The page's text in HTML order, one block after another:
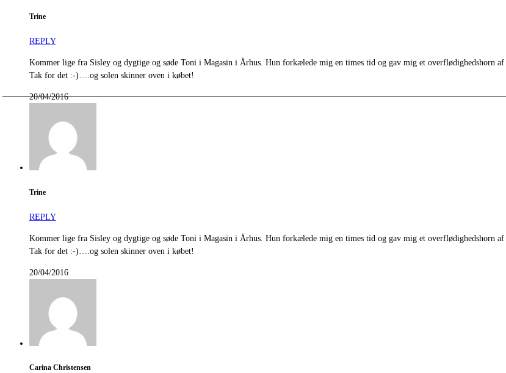
Trine
REPLY
Kommer lige fra Sisley og dygtige og søde Toni i Magasin i Århus. Hun forkælede mig en times tid og gav mig et overflødighedshorn af
Tak for det :-)….og solen skinner oven i købet!
20/04/2016
Trine
REPLY
Kommer lige fra Sisley og dygtige og søde Toni i Magasin i Århus. Hun forkælede mig en times tid og gav mig et overflødighedshorn af
Tak for det :-)….og solen skinner oven i købet!
20/04/2016
Carina Christensen